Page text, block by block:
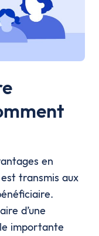
en
transmis aux
d’une
importante